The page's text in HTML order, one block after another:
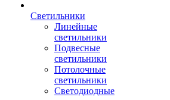
Светильники
Линейные
светильники
Подвесные
светильники
Потолочные
светильники
Светодиодные